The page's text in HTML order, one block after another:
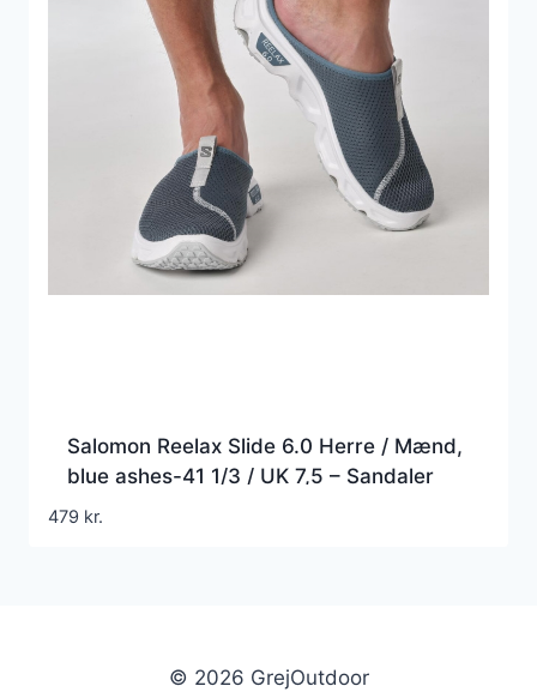
Salomon Reelax Slide 6.0 Herre / Mænd,
blue ashes-41 1/3 / UK 7,5 – Sandaler
479 kr.
© 2026 GrejOutdoor